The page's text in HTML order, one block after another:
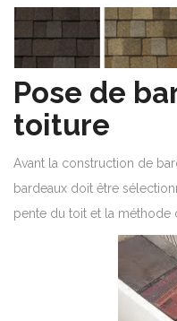
Pose de
toiture
Avant la construction de
bardeaux doit être
pente du toit et la méthode